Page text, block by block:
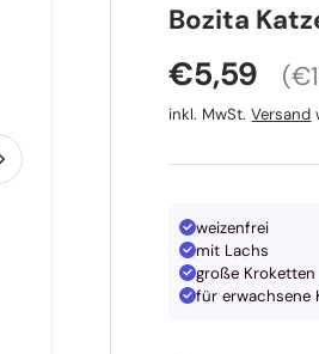
Bozita
Normaler
€5,59
inkl. MwSt.Versand
weizenfrei
mit Lachs
große Kroketten
für erwachsene